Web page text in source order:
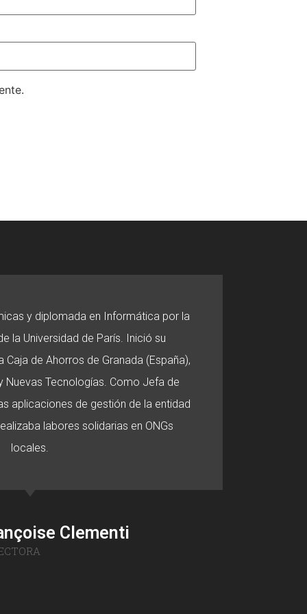
y diplomada en Informática por la
la Universidad de París. Inició su
de Ahorros de Granada (España),
Nuevas Tecnologías. Como Jefa de
aplicaciones de gestión de la entidad
labores solidarias en ONGs
locales.
Clementi